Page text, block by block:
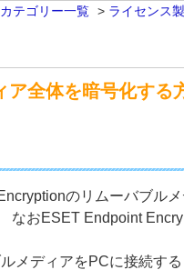
テゴリー一覧 > ライセンス
ア全体を暗号化する
のリムーバブル
なおESET Endpoint
メディアをPCに接続す